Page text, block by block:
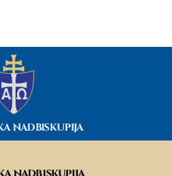
NADBISKUPIJA